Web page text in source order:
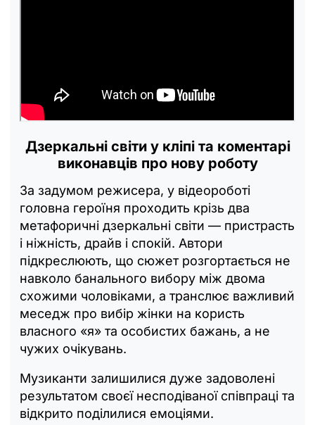
Дзеркальні світи у кліпі та коментарі
виконавців про нову роботу
За задумом режисера, у відеороботі
головна героїня проходить крізь два
метафоричні дзеркальні світи — пристрасть
і ніжність, драйв і спокій. Автори
підкреслюють, що сюжет розгортається не
навколо банального вибору між двома
схожими чоловіками, а транслює важливий
меседж про вибір жінки на користь
власного «я» та особистих бажань, а не
чужих очікувань.
Музиканти залишилися дуже задоволені
результатом своєї несподіваної співпраці та
відкрито поділилися емоціями.